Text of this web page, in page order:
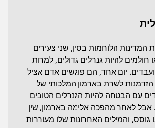
הלוחמות בסין, שני צעירים
חולמים להיות גנרלים גדולים, למרות
יום אחד, הם פוגשים אדם אציל
הזדמנות לשרת בארמון המלכותי של
עם הבטחה להיות הגנרלים הטובים
אבל לאחר מהפכה אלימה בארמון, שין
גוסס, והמילים האחרונות שלו מעוררות